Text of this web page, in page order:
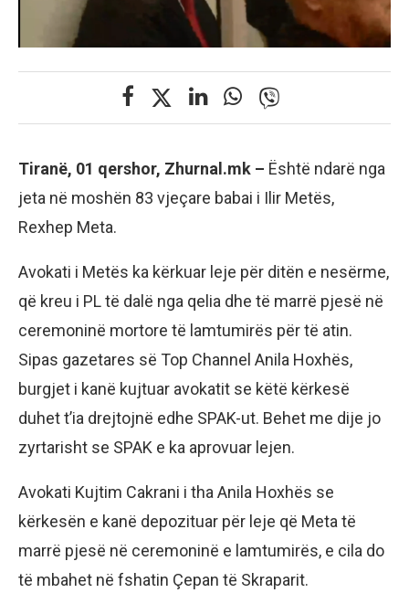
Tiranë, 01 qershor, Zhurnal.mk – Është ndarë nga
jeta në moshën 83 vjeçare babai i Ilir Metës,
Rexhep Meta.
Avokati i Metës ka kërkuar leje për ditën e nesërme,
që kreu i PL të dalë nga qelia dhe të marrë pjesë në
ceremoninë mortore të lamtumirës për të atin.
Sipas gazetares së Top Channel Anila Hoxhës,
burgjet i kanë kujtuar avokatit se këtë kërkesë
duhet t’ia drejtojnë edhe SPAK-ut. Behet me dije jo
zyrtarisht se SPAK e ka aprovuar lejen.
Avokati Kujtim Cakrani i tha Anila Hoxhës se
kërkesën e kanë depozituar për leje që Meta të
marrë pjesë në ceremoninë e lamtumirës, e cila do
të mbahet në fshatin Çepan të Skraparit.